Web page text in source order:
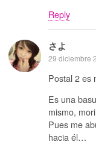
Reply
さよ
29 diciembre
Postal 2 es
Es una
mismo,
Pues me
hacia él…